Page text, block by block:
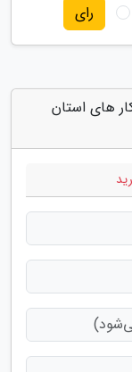
رای
های استان